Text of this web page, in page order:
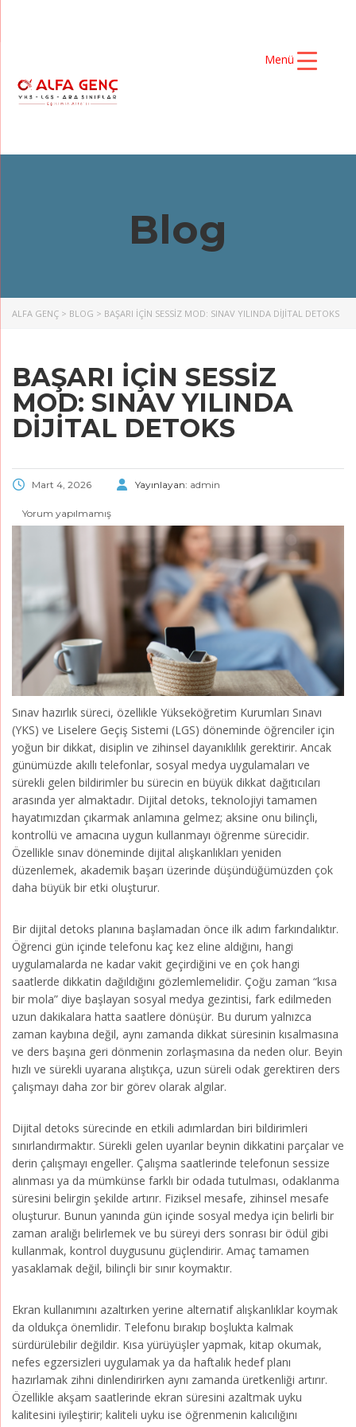
Menü
Blog
ALFA GENÇ > BLOG > BAŞARI İÇIN SESSIZ MOD: SINAV YILINDA DIJITAL DETOKS
BAŞARI İÇIN SESSIZ
MOD: SINAV YILINDA
DIJITAL DETOKS
Mart 4, 2026 Yayınlayan: admin
Yorum yapılmamış
Sınav hazırlık süreci, özellikle Yükseköğretim Kurumları Sınavı
(YKS) ve Liselere Geçiş Sistemi (LGS) döneminde öğrenciler için
yoğun bir dikkat, disiplin ve zihinsel dayanıklılık gerektirir. Ancak
günümüzde akıllı telefonlar, sosyal medya uygulamaları ve
sürekli gelen bildirimler bu sürecin en büyük dikkat dağıtıcıları
arasında yer almaktadır. Dijital detoks, teknolojiyi tamamen
hayatımızdan çıkarmak anlamına gelmez; aksine onu bilinçli,
kontrollü ve amacına uygun kullanmayı öğrenme sürecidir.
Özellikle sınav döneminde dijital alışkanlıkları yeniden
düzenlemek, akademik başarı üzerinde düşündüğümüzden çok
daha büyük bir etki oluşturur.
Bir dijital detoks planına başlamadan önce ilk adım farkındalıktır.
Öğrenci gün içinde telefonu kaç kez eline aldığını, hangi
uygulamalarda ne kadar vakit geçirdiğini ve en çok hangi
saatlerde dikkatin dağıldığını gözlemlemelidir. Çoğu zaman “kısa
bir mola” diye başlayan sosyal medya gezintisi, fark edilmeden
uzun dakikalara hatta saatlere dönüşür. Bu durum yalnızca
zaman kaybına değil, aynı zamanda dikkat süresinin kısalmasına
ve ders başına geri dönmenin zorlaşmasına da neden olur. Beyin
hızlı ve sürekli uyarana alıştıkça, uzun süreli odak gerektiren ders
çalışmayı daha zor bir görev olarak algılar.
Dijital detoks sürecinde en etkili adımlardan biri bildirimleri
sınırlandırmaktır. Sürekli gelen uyarılar beynin dikkatini parçalar ve
derin çalışmayı engeller. Çalışma saatlerinde telefonun sessize
alınması ya da mümkünse farklı bir odada tutulması, odaklanma
süresini belirgin şekilde artırır. Fiziksel mesafe, zihinsel mesafe
oluşturur. Bunun yanında gün içinde sosyal medya için belirli bir
zaman aralığı belirlemek ve bu süreyi ders sonrası bir ödül gibi
kullanmak, kontrol duygusunu güçlendirir. Amaç tamamen
yasaklamak değil, bilinçli bir sınır koymaktır.
Ekran kullanımını azaltırken yerine alternatif alışkanlıklar koymak
da oldukça önemlidir. Telefonu bırakıp boşlukta kalmak
sürdürülebilir değildir. Kısa yürüyüşler yapmak, kitap okumak,
nefes egzersizleri uygulamak ya da haftalık hedef planı
hazırlamak zihni dinlendirirken aynı zamanda üretkenliği artırır.
Özellikle akşam saatlerinde ekran süresini azaltmak uyku
kalitesini iyileştirir; kaliteli uyku ise öğrenmenin kalıcılığını